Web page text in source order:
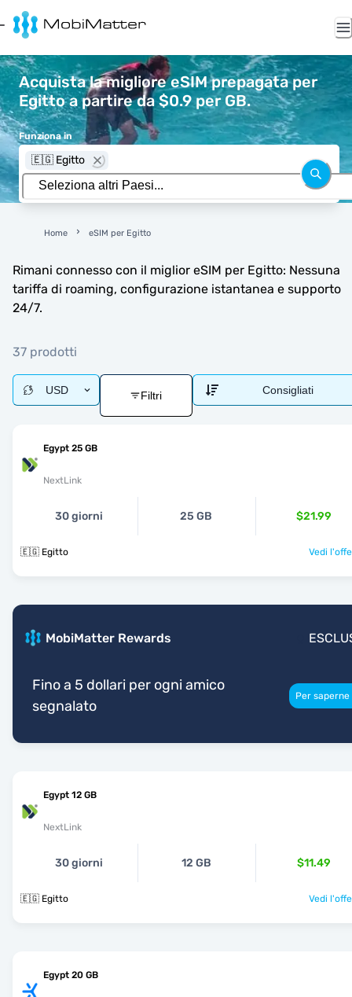
Acquista la migliore eSIM prepagata per
Egitto a partire da $0.9 per GB.
Funziona in
🇪🇬 Egitto
Home eSIM per Egitto
Rimani connesso con il miglior eSIM per Egitto: Nessuna
tariffa di roaming, configurazione istantanea e supporto
24/7.
37 prodotti
USD Filtri Consigliati
Egypt 25 GB
NextLink
30 giorni 25 GB $21.99
🇪🇬 Egitto Vedi
MobiMatter Rewards
Fino a 5 dollari per ogni amico
segnalato
Per saperne
Egypt 12 GB
NextLink
30 giorni 12 GB $11.49
🇪🇬 Egitto Vedi
Egypt 20 GB